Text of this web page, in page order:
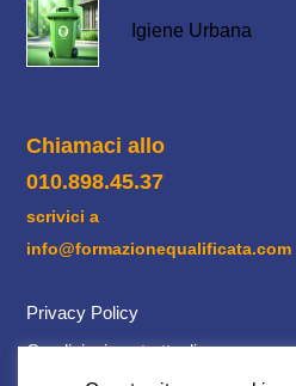
Igiene Urbana
Chiamaci allo
010.898.45.37
scrivici a
info@formazionequalificata.com
Privacy Policy
Condizioni contrattuali